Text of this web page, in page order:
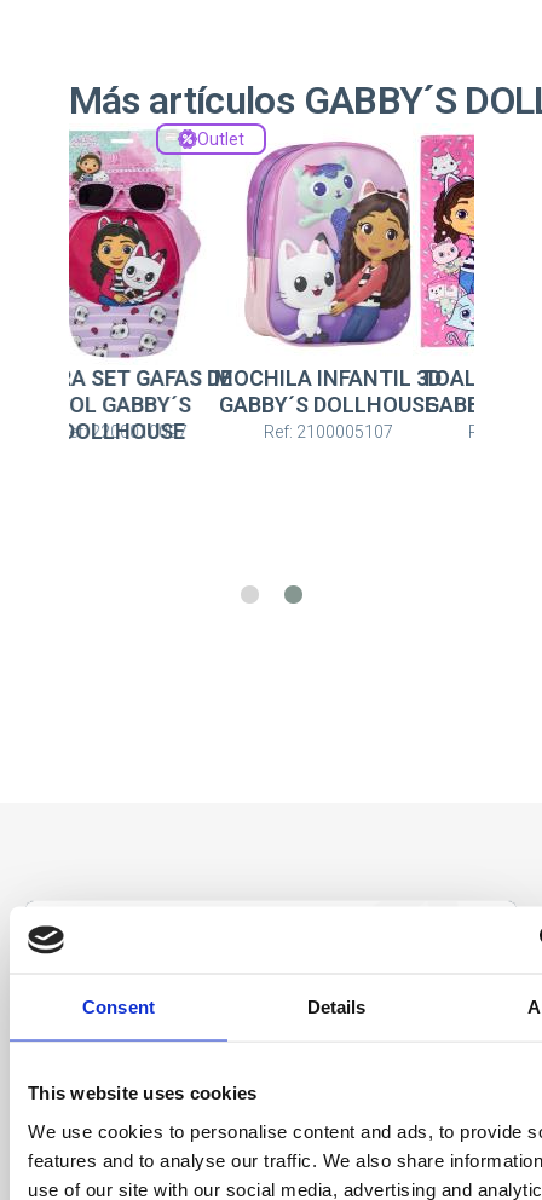
Consent Details
This website uses cookies
We use cookies to personalise content and ads, to provide
features and to analyse our traffic. We also share
use of our site with our social media, advertising and
Más artículos GABBY´S
GAFAS DE
GABBY´S
2200010097
Outlet
MOCHILA INFANTIL 3D
GABBY´S DOLLHOUSE
Ref: 2100005107
TOALLA SET
GABBY´S
Ref: 2200010481
que nadie
conoce antes que nadie las novedades del
mundo del licensing, todo al alcance de un
click.